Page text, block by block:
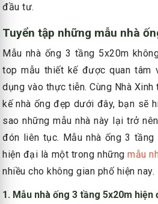
đầu tư.
Tuyển tập những mẫu nhà
Mẫu nhà ống 3 tầng 5x20m
top mẫu thiết kế được quan tâm
dụng vào thực tiễn. Cùng Nhà
kế nhà ống đẹp dưới đây, bạn sẽ
sao những mẫu nhà này lại trở
đón liên tục. Mẫu nhà ống 3 tầng
hiện đại là một trong nhữngmẫu
nhiều cho không gian phố hiện nay.
1. Mẫu nhà ống 3 tầng 5x20m hiện